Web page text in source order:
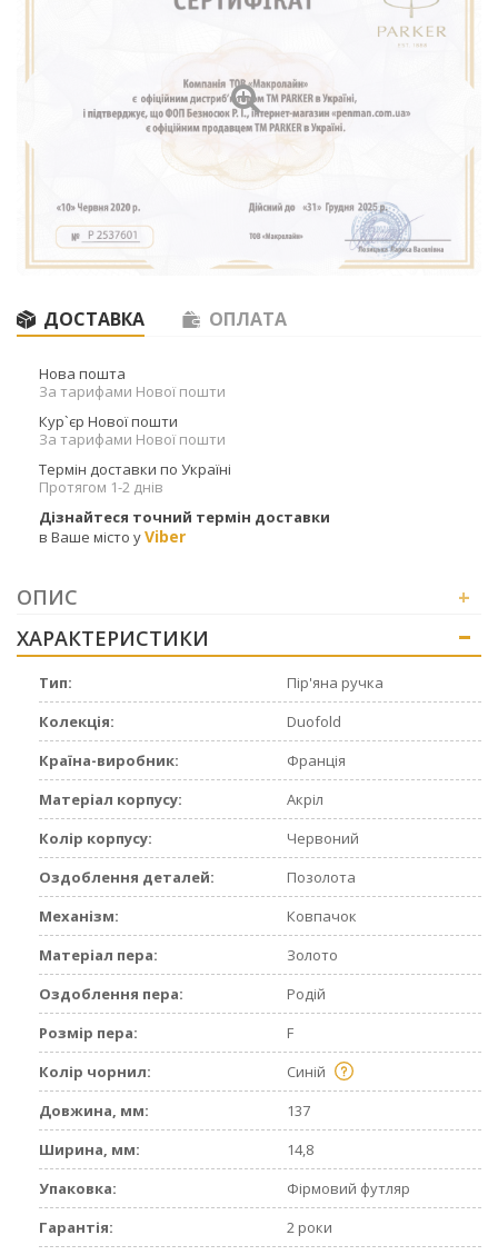
ДОСТАВКА ОПЛАТА
Нова пошта
За тарифами Нової пошти
Кур`єр Нової пошти
За тарифами Нової пошти
Термін доставки по Україні
Протягом 1-2 днів
Дізнайтеся точний термін доставки
в Ваше місто уViber
ОПИС
+
ХАРАКТЕРИСТИКИ
Тип:
Пір'яна ручка
Колекція:
Duofold
Країна-виробник:
Франція
Матеріал корпусу:
Акріл
Колір корпусу:
Червоний
Оздоблення деталей:
Позолота
Механізм:
Ковпачок
Матеріал пера:
Золото
Оздоблення пера:
Родій
Розмір пера:
F
Колір чорнил:
Синій
Довжина, мм:
137
Ширина, мм:
14,8
Упаковка:
Фірмовий футляр
Гарантія:
2 роки